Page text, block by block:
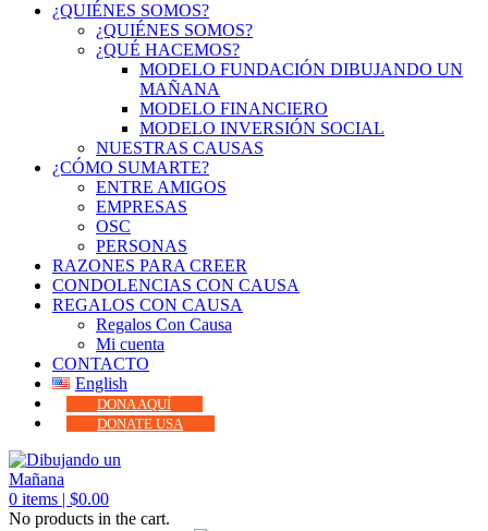
¿QUIÉNES SOMOS?
¿QUIÉNES SOMOS?
¿QUÉ HACEMOS?
MODELO FUNDACIÓN DIBUJANDO UN
MAÑANA
MODELO FINANCIERO
MODELO INVERSIÓN SOCIAL
NUESTRAS CAUSAS
¿CÓMO SUMARTE?
ENTRE AMIGOS
EMPRESAS
OSC
PERSONAS
RAZONES PARA CREER
CONDOLENCIAS CON CAUSA
REGALOS CON CAUSA
Regalos Con Causa
Mi cuenta
CONTACTO
English
DONA AQUÍ
DONATE USA
0 items | $0.00
No products in the cart.